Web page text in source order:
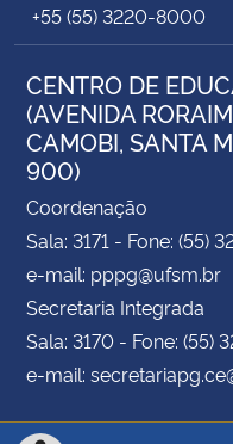
+55 (55) 3220-8000
CENTRO DE
(AVENIDA
CAMOBI, SANTA
900)
Coordenação
Sala: 3171 - Fone: (55)
e-mail: pppg@ufsm.br
Secretaria Integrada
Sala: 3170 - Fone: (55)
e-mail: